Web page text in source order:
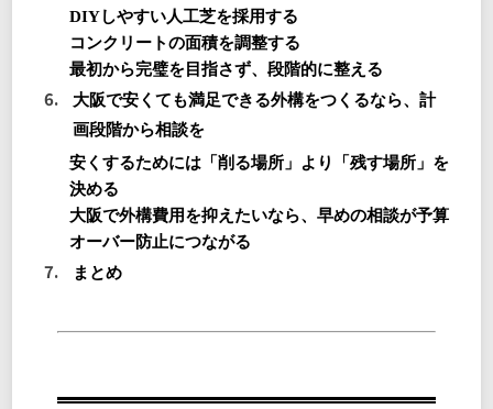
DIYしやすい人工芝を採用する
コンクリートの面積を調整する
最初から完璧を目指さず、段階的に整える
大阪で安くても満足できる外構をつくるなら、計
画段階から相談を
安くするためには「削る場所」より「残す場所」を
決める
大阪で外構費用を抑えたいなら、早めの相談が予算
オーバー防止につながる
まとめ